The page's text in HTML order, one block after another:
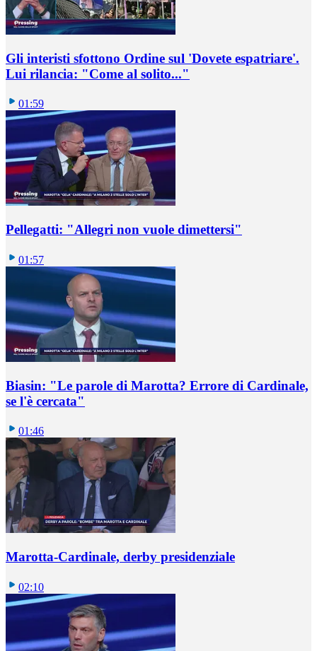
Gli interisti sfottono Ordine sul 'Dovete espatriare'.
Lui rilancia: "Come al solito..."
01:59
Pellegatti: "Allegri non vuole dimettersi"
01:57
Biasin: "Le parole di Marotta? Errore di Cardinale,
se l'è cercata"
01:46
Marotta-Cardinale, derby presidenziale
02:10